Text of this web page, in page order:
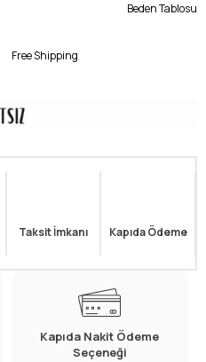
Beden Tablosu
Free Shipping
Taksit İmkanı Kapıda Ödeme
Kapıda Nakit Ödeme
Seçeneği